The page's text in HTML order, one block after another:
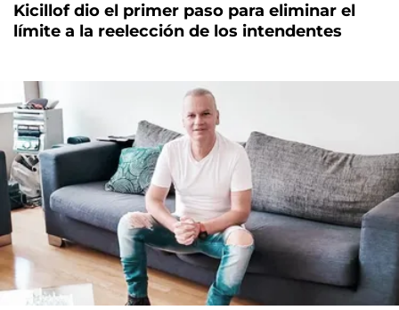
Kicillof dio el primer paso para eliminar el
límite a la reelección de los intendentes